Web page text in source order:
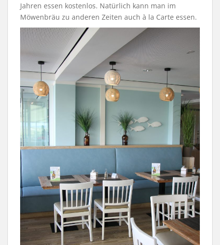
Jahren essen kostenlos. Natürlich kann man im
Möwenbräu zu anderen Zeiten auch à la Carte essen.